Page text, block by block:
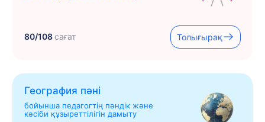
80/108сағат Толығырақ
География пәні
бойынша педагогтің пәндік және
кәсіби құзыреттілігін дамыту